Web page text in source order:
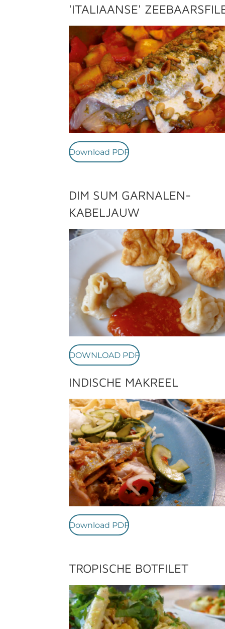
'ITALIAANSE'
Download PDF
DIM SUM GARNALEN-
KABELJAUW
DOWNLOAD PDF
INDISCHE MAKREEL
Download PDF
TROPISCHE BOTFILET